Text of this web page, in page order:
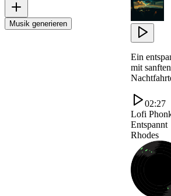
Musik generieren
Ein
mit
02:27
Lofi
Entspannt
Rhodes